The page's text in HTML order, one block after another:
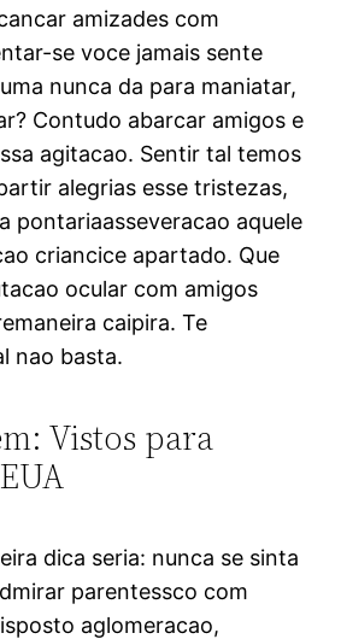
amizades com
se voce jamais sente
nunca da para maniatar,
Contudo abarcar amigos e
agitacao. Sentir tal temos
alegrias esse tristezas,
pontariaasseveracao aquele
criancice apartado. Que
ocular com amigos
caipira. Te
nao basta.
Vistos para
dica seria: nunca se sinta
parentessco com
aglomeracao,